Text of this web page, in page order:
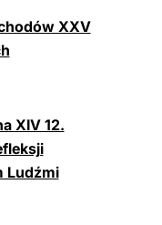
XXV
XIV 12.
Ludźmi